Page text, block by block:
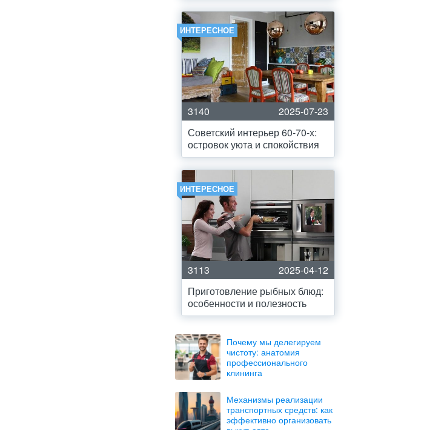
ИНТЕРЕСНОЕ
3140
2025-07-23
Советский интерьер 60-70-х:
островок уюта и спокойствия
ИНТЕРЕСНОЕ
3113
2025-04-12
Приготовление рыбных блюд:
особенности и полезность
Почему мы делегируем
чистоту: анатомия
профессионального
клининга
Механизмы реализации
транспортных средств: как
эффективно организовать